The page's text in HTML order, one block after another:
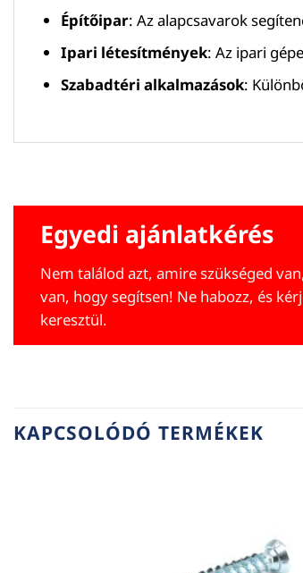
Építőipar: Az alapcsavarok
Ipari létesítmények: Az ipari
Szabadtéri alkalmazások:
Egyedi ajánlatkérés
Nem találod azt, amire szükséged
van, hogy segítsen! Ne habozz, és
keresztül.
KAPCSOLÓDÓ TERMÉKEK